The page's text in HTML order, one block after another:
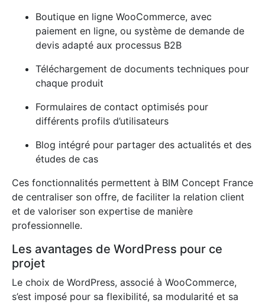
Boutique en ligne WooCommerce, avec
paiement en ligne, ou système de demande de
devis adapté aux processus B2B
Téléchargement de documents techniques pour
chaque produit
Formulaires de contact optimisés pour
différents profils d’utilisateurs
Blog intégré pour partager des actualités et des
études de cas
Ces fonctionnalités permettent à BIM Concept France
de centraliser son offre, de faciliter la relation client
et de valoriser son expertise de manière
professionnelle.
Les avantages de WordPress pour ce
projet
Le choix de WordPress, associé à WooCommerce,
s’est imposé pour sa flexibilité, sa modularité et sa